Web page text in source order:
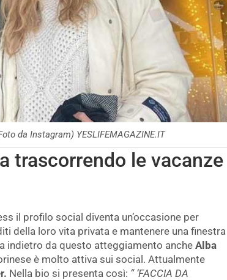
da Instagram) YESLIFEMAGAZINE.IT
trascorrendo le vacanze
il profilo social diventa un’occasione per
della loro vita privata e mantenere una finestra
indietro da questo atteggiamento anche Alba
è molto attiva sui social. Attualmente
Nella bio si presenta così: “ ‘FACCIA DA